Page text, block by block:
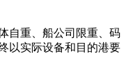
自重、船公司限重、码
以实际设备和目的港要